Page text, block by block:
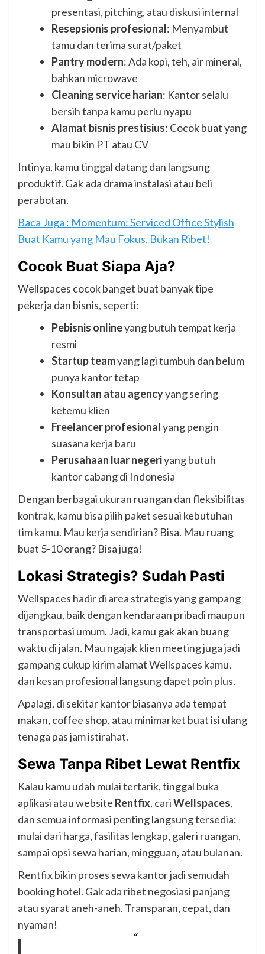
presentasi, pitching, atau diskusi internal
Resepsionis profesional: Menyambut
tamu dan terima surat/paket
Pantry modern: Ada kopi, teh, air mineral,
bahkan microwave
Cleaning service harian: Kantor selalu
bersih tanpa kamu perlu nyapu
Alamat bisnis prestisius: Cocok buat yang
mau bikin PT atau CV
Intinya, kamu tinggal datang dan langsung
produktif. Gak ada drama instalasi atau beli
perabotan.
Baca Juga : Momentum: Serviced Office Stylish
Buat Kamu yang Mau Fokus, Bukan Ribet!
Cocok Buat Siapa Aja?
Wellspaces cocok banget buat banyak tipe
pekerja dan bisnis, seperti:
Pebisnis onlineyang butuh tempat kerja
resmi
Startup teamyang lagi tumbuh dan belum
punya kantor tetap
Konsultan atau agencyyang sering
ketemu klien
Freelancer profesionalyang pengin
suasana kerja baru
Perusahaan luar negeriyang butuh
kantor cabang di Indonesia
Dengan berbagai ukuran ruangan dan fleksibilitas
kontrak, kamu bisa pilih paket sesuai kebutuhan
tim kamu. Mau kerja sendirian? Bisa. Mau ruang
buat 5-10 orang? Bisa juga!
Lokasi Strategis? Sudah Pasti
Wellspaces hadir di area strategis yang gampang
dijangkau, baik dengan kendaraan pribadi maupun
transportasi umum. Jadi, kamu gak akan buang
waktu di jalan. Mau ngajak klien meeting juga jadi
gampang cukup kirim alamat Wellspaces kamu,
dan kesan profesional langsung dapet poin plus.
Apalagi, di sekitar kantor biasanya ada tempat
makan, coffee shop, atau minimarket buat isi ulang
tenaga pas jam istirahat.
Sewa Tanpa Ribet Lewat Rentfix
Kalau kamu udah mulai tertarik, tinggal buka
aplikasi atau website Rentfix, cariWellspaces,
dan semua informasi penting langsung tersedia:
mulai dari harga, fasilitas lengkap, galeri ruangan,
sampai opsi sewa harian, mingguan, atau bulanan.
Rentfix bikin proses sewa kantor jadi semudah
booking hotel. Gak ada ribet negosiasi panjang
atau syarat aneh-aneh. Transparan, cepat, dan
nyaman!